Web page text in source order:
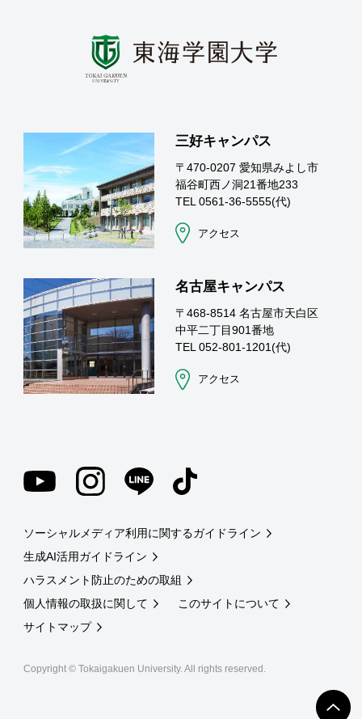
三好キャンパス
〒470-0207 愛知県みよし市
福谷町西ノ洞21番地233
TEL 0561-36-5555(代)
アクセス
名古屋キャンパス
〒468-8514 名古屋市天白区
中平二丁目901番地
TEL 052-801-1201(代)
アクセス
ソーシャルメディア利用に関するガイドライン
生成AI活用ガイドライン
ハラスメント防止のための取組
個人情報の取扱に関して
このサイトについて
サイトマップ
Copyright © Tokaigakuen University. All rights reserved.